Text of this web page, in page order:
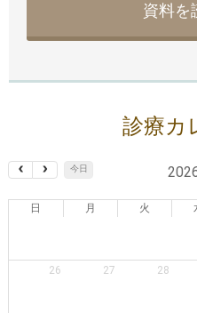
資料を
診療カ
今日
日 月 火
26 27 28